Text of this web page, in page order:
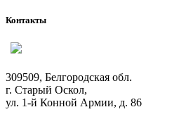
на
товара.
Контакты
309509, Белгородская обл.
г. Старый Оскол,
ул. 1-й Конной Армии, д. 86